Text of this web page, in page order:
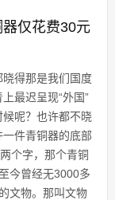
器仅花费30元
得那是我们国度
最迟呈现“外国”
呢？也许都不晓
件青铜器的底部
两个字，那个青铜
今曾经无3000多
文物。那叫文物